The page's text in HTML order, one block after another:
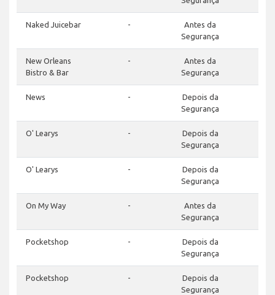
Naked Juicebar -
Antes da
Segurança
New Orleans
Bistro & Bar
-
Antes da
Segurança
News -
Depois da
Segurança
O' Learys -
Depois da
Segurança
O' Learys -
Depois da
Segurança
On My Way -
Antes da
Segurança
Pocketshop -
Depois da
Segurança
Pocketshop -
Depois da
Segurança